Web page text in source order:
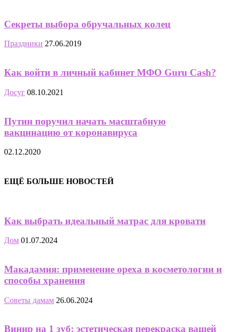
Секреты выбора обручальных колец
Праздники 27.06.2019
Как войти в личный кабинет МФО Guru Cash?
Досуг 08.10.2021
Путин поручил начать масштабную
вакцинацию от коронавируса
02.12.2020
ЕЩЁ БОЛЬШЕ НОВОСТЕЙ
Как выбрать идеальный матрас для кровати
Дом 01.07.2024
Макадамия: применение ореха в косметологии и
способы хранения
Советы дамам 26.06.2024
Винир на 1 зуб: эстетическая перекраска вашей